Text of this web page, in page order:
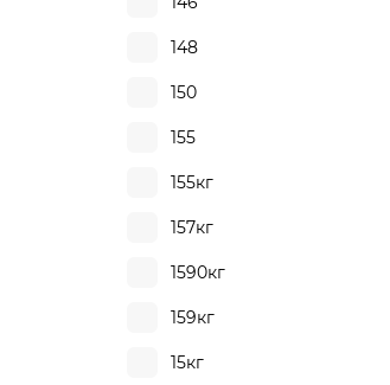
148
150
155
155кг
157кг
1590кг
159кг
15кг